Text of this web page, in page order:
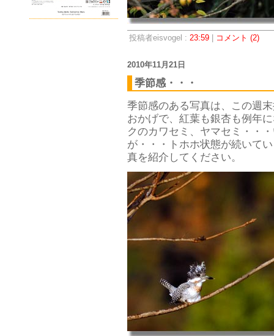
投稿者eisvogel : 23:59| コメント (2)
2010年11月21日
季節感・・・
季節感のある写真は、この週
おかげで、紅葉も銀杏も例年
クのカワセミ、ヤマセミ・・
が・・・トホホ状態が続いて
真を紹介してください。